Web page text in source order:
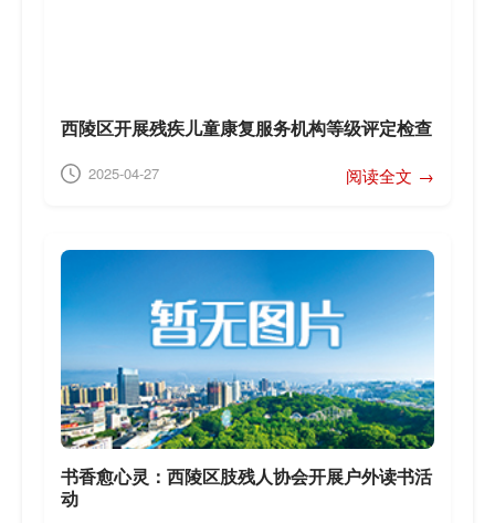
西陵区开展残疾儿童康复服务机构等级评定检查
2025-04-27 阅读全文 →
书香愈心灵：西陵区肢残人协会开展户外读书活
动